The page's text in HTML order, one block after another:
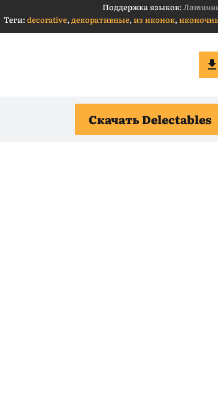
Поддержка языков:
Теги:decorative,декоративные,из иконок,
Скачать Delectables